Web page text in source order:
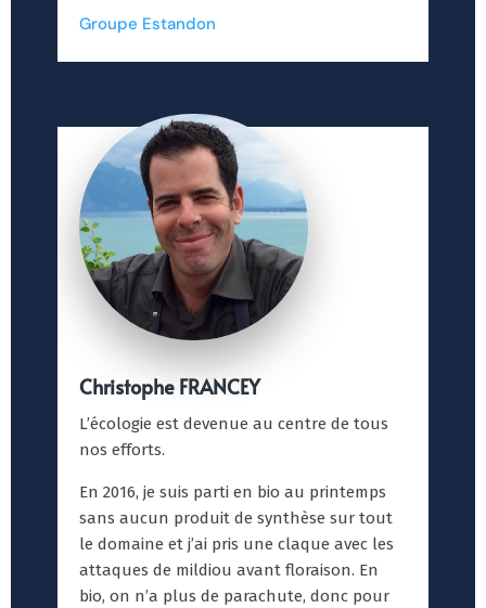
Groupe Estandon
Christophe FRANCEY
L’écologie est devenue au centre de tous
nos efforts.
En 2016, je suis parti en bio au printemps
sans aucun produit de synthèse sur tout
le domaine et j’ai pris une claque avec les
attaques de mildiou avant floraison. En
bio, on n’a plus de parachute, donc pour